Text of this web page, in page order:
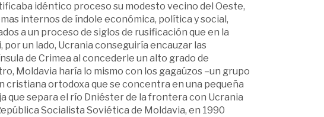
idéntico proceso su modesto vecino del Oeste,
internos de índole económica, política y social,
a un proceso de siglos de rusificación que en la
un lado, Ucrania conseguiría encauzar las
de Crimea al concederle un alto grado de
Moldavia haría lo mismo con los gagaúzos –un grupo
cristiana ortodoxa que se concentra en una pequeña
que separa el río Dniéster de la frontera con Ucrania
Socialista Soviética de Moldavia, en 1990